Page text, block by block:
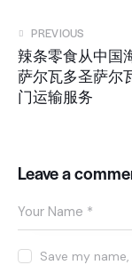
PREVIOUS
辣条零食从中国
萨尔瓦多圣萨尔
门运输服务
Leave a
Save my